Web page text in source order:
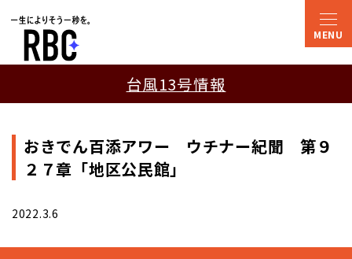
台風13号情報
おきでん百添アワー ウチナー紀聞 第９
２７章「地区公民館」
2022.3.6